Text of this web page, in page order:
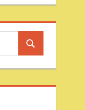
Search